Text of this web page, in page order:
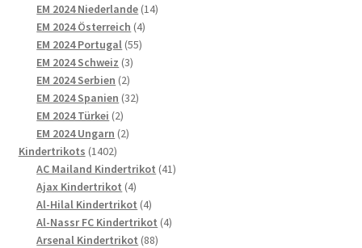
Produkte
EM 2024 Niederlande 1414
EM 2024 Österreich 44
EM 2024 Portugal 5555
EM 2024 Schweiz 33
EM 2024 Serbien 22
Produkte
EM 2024 Spanien 3232
EM 2024 Türkei 22
Produkte
EM 2024 Ungarn 22
Kindertrikots 14021402
Produkte
AC Mailand Kindertrikot 4141
Ajax Kindertrikot 44
Produkte
Al-Hilal Kindertrikot 44
Produkte
Al-Nassr FC Kindertrikot 44
Arsenal Kindertrikot 8888